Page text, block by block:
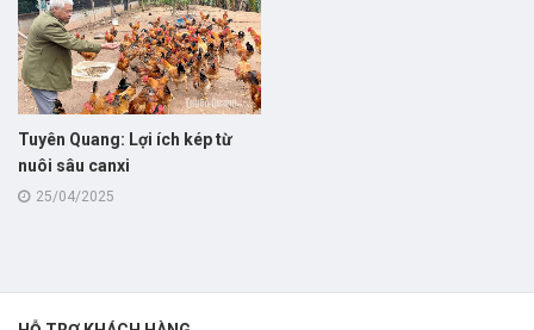
Tuyên Quang: Lợi ích kép từ
nuôi sâu canxi
25/04/2025